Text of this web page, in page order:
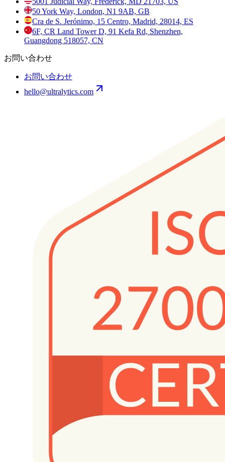
50 York Way, London, N1 9AB, GB
Cra de S. Jerónimo, 15 Centro, Madrid, 28014, ES
6F, CR Land Tower D, 91 Kefa Rd, Shenzhen,
Guangdong 518057, CN
お問い合わせ
お問い合わせ
hello@ultralytics.com